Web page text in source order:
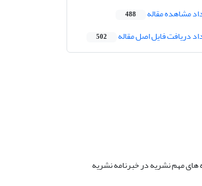
مشاهده مقاله 488
دریافت فایل اصل مقاله 502
های مهم نشریه در خبرنامه نشریه